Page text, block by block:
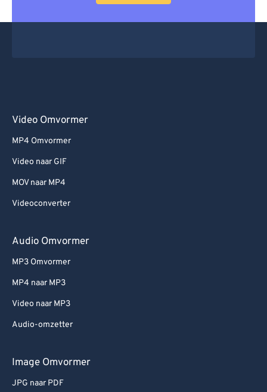
Video Omvormer
MP4 Omvormer
Video naar GIF
MOV naar MP4
Videoconverter
Audio Omvormer
MP3 Omvormer
MP4 naar MP3
Video naar MP3
Audio-omzetter
Image Omvormer
JPG naar PDF